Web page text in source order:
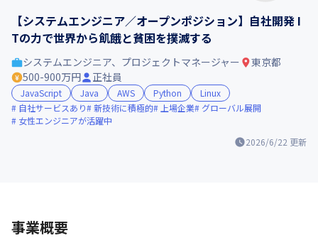
【システムエンジニア／オープンポジション】自社開発 I
Tの力で世界から飢餓と貧困を撲滅する
2026/6/22 更新
システムエンジニア、プロジェクトマネージャー
東京都
500-900万円
正社員
JavaScript Java AWS Python
Linux
自社サービスあり
新技術に積極的 上場企業
グローバル展開
女性エンジニアが活躍中
事業概要